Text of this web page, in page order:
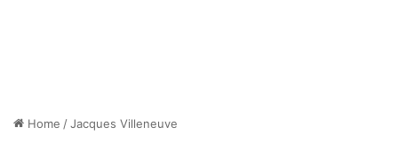
Home /Jacques Villeneuve